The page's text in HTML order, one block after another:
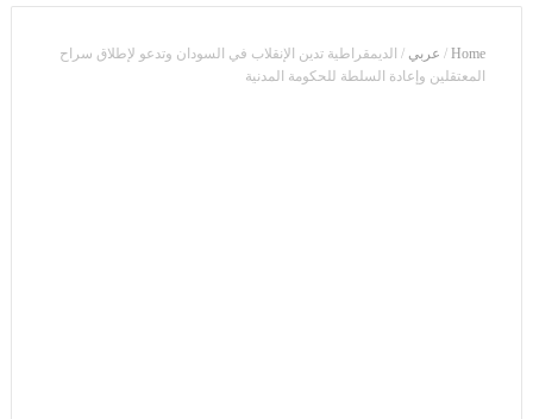
Home
/ عربي / الديمقراطية تدين الإنقلاب في السودان وتدعو لإطلاق سراح
المعتقلين وإعادة السلطة للحكومة المدنية